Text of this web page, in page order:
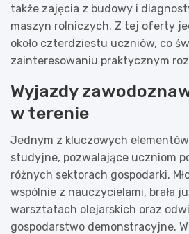
także zajęcia z budowy i
maszyn rolniczych. Z tej oferty
około czterdziestu uczniów, co
zainteresowaniu praktycznym
Wyjazdy
w terenie
Jednym z kluczowych
studyjne, pozwalające uczniom
różnych sektorach gospodarki.
wspólnie z nauczycielami, brała
warsztatach olejarskich oraz
gospodarstwo demonstracyjne.